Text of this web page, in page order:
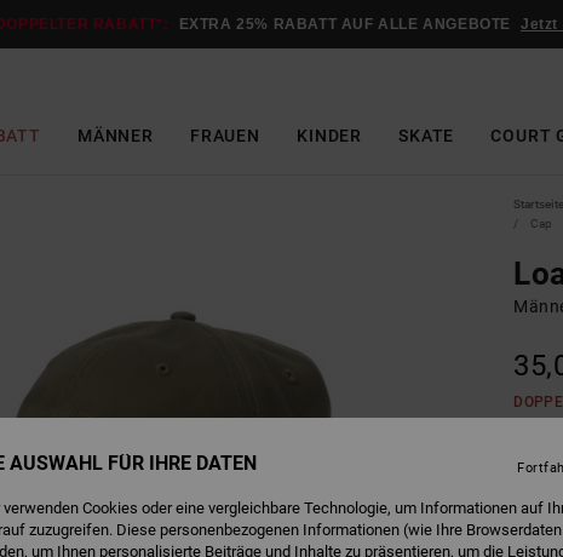
RABATT*: EXTRA 25% RABATT AUF ALLE ANGEBOTE Jetzt
MÄNNER FRAUEN KINDER SKATE COURT
Startseite
Cap
Farbe
AUSWAHL FÜR IHRE DATEN
Cookies oder eine vergleichbare Technologie, um Informationen auf
zuzugreifen. Diese personenbezogenen Informationen (wie Ihre
um Ihnen personalisierte Beiträge und Inhalte zu präsentieren, um die